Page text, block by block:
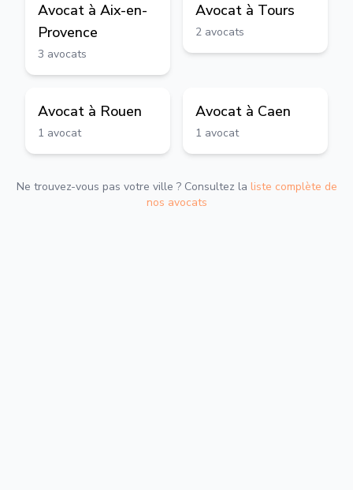
Avocat à Aix-en-
Provence
3 avocats
Avocat à Tours
2 avocats
Avocat à Rouen
1 avocat
Avocat à Caen
1 avocat
Ne trouvez-vous pas votre ville ? Consultez la liste complète de
nos avocats